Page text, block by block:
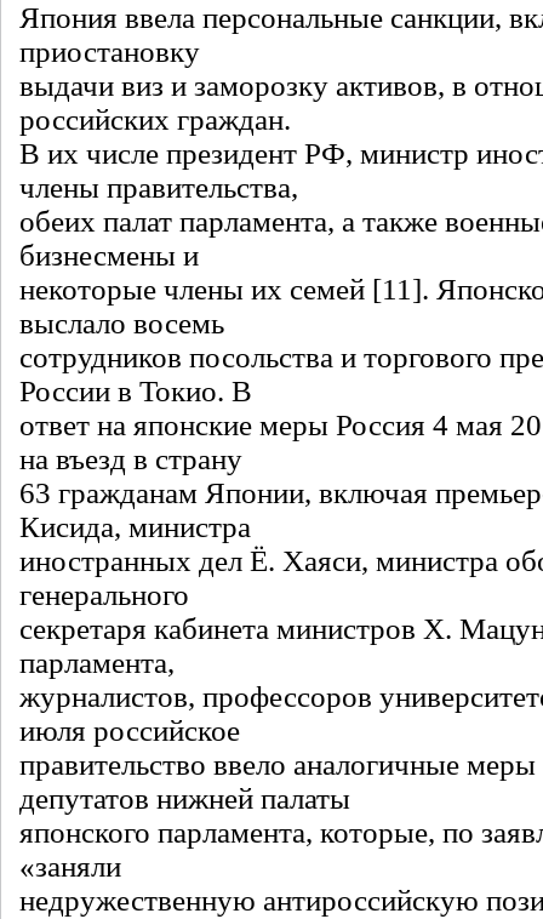
Япония ввела персональные санкции,
приостановку
выдачи виз и заморозку активов, в
российских граждан.
В их числе президент РФ, министр
члены правительства,
обеих палат парламента, а также
бизнесмены и
некоторые члены их семей [11].
выслало восемь
сотрудников посольства и торгового
России в Токио. В
ответ на японские меры Россия 4 мая
на въезд в страну
63 гражданам Японии, включая
Кисида, министра
иностранных дел Ё. Хаяси, министра
генерального
секретаря кабинета министров Х.
парламента,
журналистов, профессоров
июля российское
правительство ввело аналогичные
депутатов нижней палаты
японского парламента, которые, по
«заняли
недружественную антироссийскую